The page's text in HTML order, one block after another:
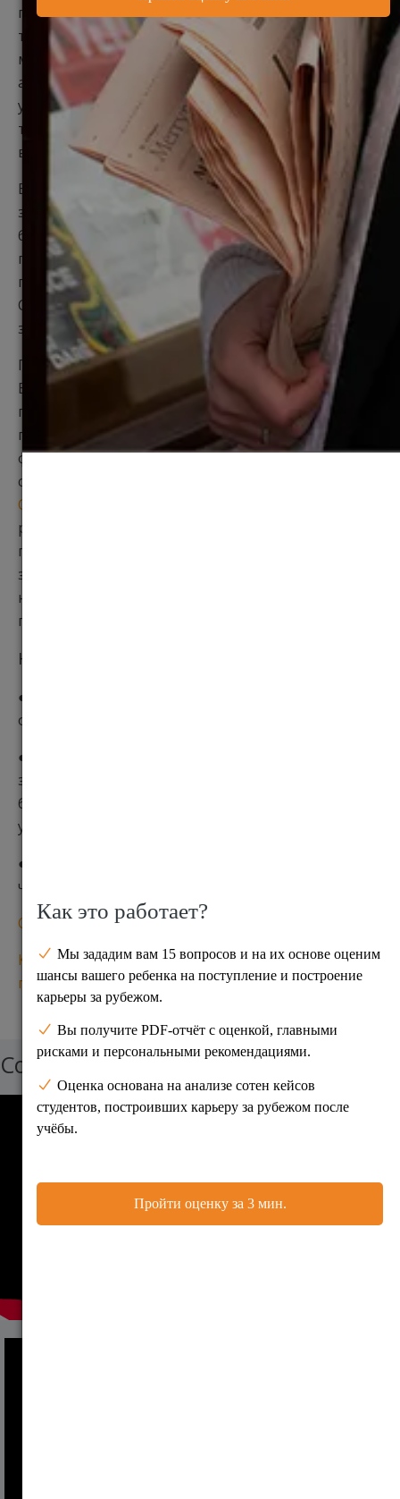
программы. Кроме того, через UCAS можно подать
так называемыйpersonal statement
мотивационное письмо с обоснованием, почему
абитуриенту следует учиться в выбранном им
университете. Предоставление personal statement
требует большинство приёмных комиссий
ведущих вузов.
В течение года учащиеся могут подать через UCAS
заявку
не более чем в 5 университетов
или не
более чем на 5 различных программ обучения. Для
программ с началом в сентябре 2017 крайний срок
предоставления заявок – до начала июля 2017.
Сейчас также можно заполнять форму для
зачисления в 2018‐2019 годах.
Первый крайний срок подачи заявлений – январь.
Если после этого абитуриент не получил
предложений вузов о зачислении, то он может
пользоваться в UCAS сервисом Extra, доступным с
февраля по июль. Если предложений нет и в эти
сроки, то учащийся регистрируется на сервисе
Clearing
результатов A‐level. На странице Clearing
публикуются оставшиеся свободные вакансии для
зачисления и, если что‐то подходит, то надо
напрямую обратиться в вуз. Это последний шанс
поступить в текущем академическом году.
Несколько фактов о UCAS:
● UCAS – неправительственная и некоммерческая
организация;
● В 2014 году сервис обработал около 3 миллионов
заявлений для поступления на программы
бакалавриата от британских и зарубежных
учащихся;
● В 2014 году 512 тысяч студентов были зачислены
через UCAS в 308 вузов UK.
Основные формы обучения на бакалавриате в UK
Как поступить в английский университет сразу
после школы
Создай свою карьеру мечты